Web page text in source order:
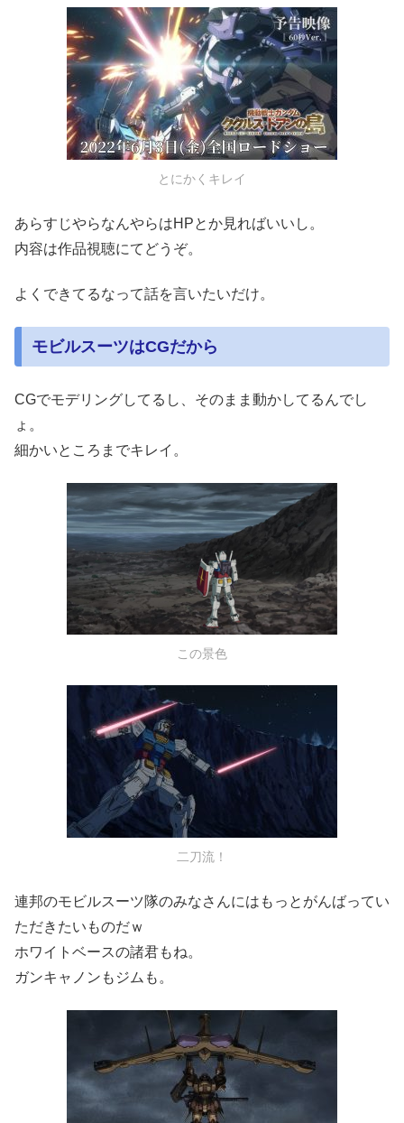
とにかくキレイ
あらすじやらなんやらはHPとか見ればいいし。
内容は作品視聴にてどうぞ。
よくできてるなって話を言いたいだけ。
モビルスーツはCGだから
CGでモデリングしてるし、そのまま動かしてるんでし
ょ。
細かいところまでキレイ。
この景色
二刀流！
連邦のモビルスーツ隊のみなさんにはもっとがんばってい
ただきたいものだｗ
ホワイトベースの諸君もね。
ガンキャノンもジムも。